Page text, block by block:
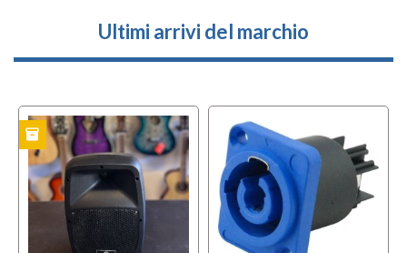
Ultimi arrivi del marchio
inventory